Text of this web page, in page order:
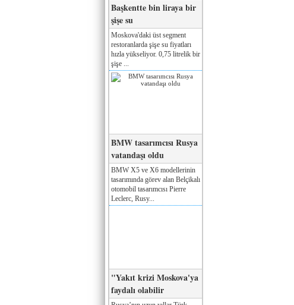
Başkentte bin liraya bir
şişe su
Moskova'daki üst segment
restoranlarda şişe su fiyatları
hızla yükseliyor. 0,75 litrelik bir
şişe ...
BMW tasarımcısı Rusya
vatandaşı oldu
BMW X5 ve X6 modellerinin
tasarımında görev alan Belçikalı
otomobil tasarımcısı Pierre
Leclerc, Rusy...
"Yakıt krizi Moskova'ya
faydalı olabilir